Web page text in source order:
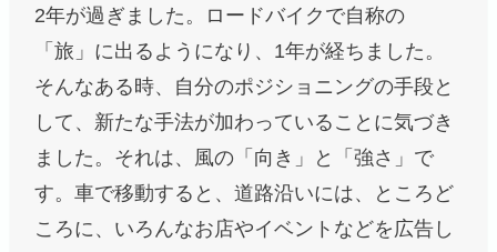
2年が過ぎました。ロードバイクで自称の
「旅」に出るようになり、1年が経ちました。
そんなある時、自分のポジショニングの手段と
して、新たな手法が加わっていることに気づき
ました。それは、風の「向き」と「強さ」で
す。車で移動すると、道路沿いには、ところど
ころに、いろんなお店やイベントなどを広告し